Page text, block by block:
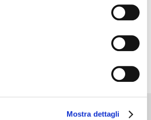
Mostra dettagli